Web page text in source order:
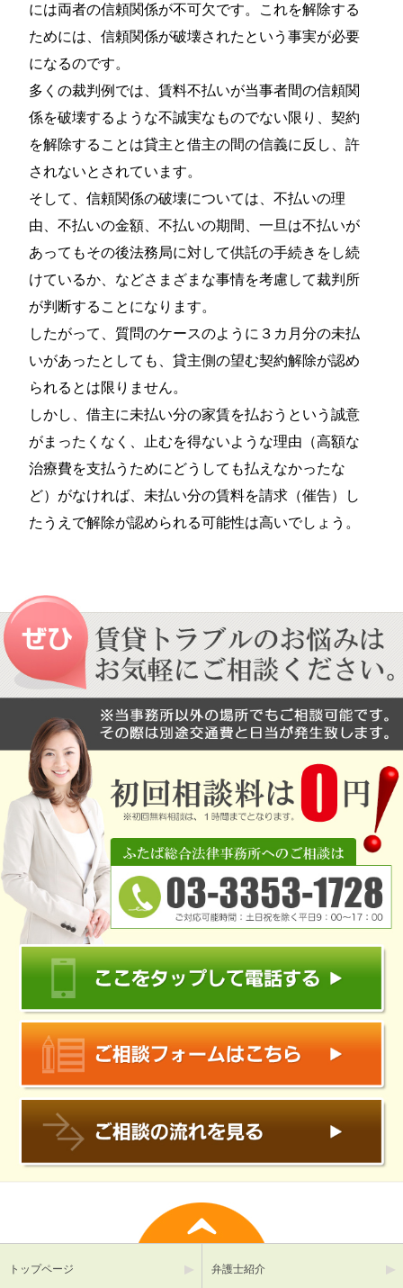
には両者の信頼関係が不可欠です。これを解除する
ためには、信頼関係が破壊されたという事実が必要
になるのです。
多くの裁判例では、賃料不払いが当事者間の信頼関
係を破壊するような不誠実なものでない限り、契約
を解除することは貸主と借主の間の信義に反し、許
されないとされています。
そして、信頼関係の破壊については、不払いの理
由、不払いの金額、不払いの期間、一旦は不払いが
あってもその後法務局に対して供託の手続きをし続
けているか、などさまざまな事情を考慮して裁判所
が判断することになります。
したがって、質問のケースのように３カ月分の未払
いがあったとしても、貸主側の望む契約解除が認め
られるとは限りません。
しかし、借主に未払い分の家賃を払おうという誠意
がまったくなく、止むを得ないような理由（高額な
治療費を支払うためにどうしても払えなかったな
ど）がなければ、未払い分の賃料を請求（催告）し
たうえで解除が認められる可能性は高いでしょう。
トップページ 弁護士紹介